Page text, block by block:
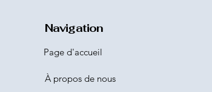
Navigation
Page d'accueil
À propos de nous